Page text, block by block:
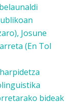
Josune
(En Tol
bideak